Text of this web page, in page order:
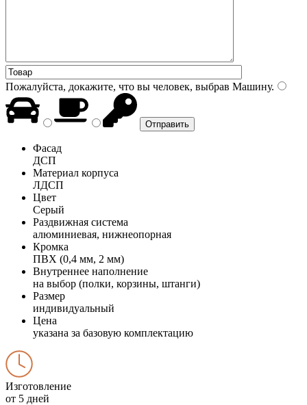
Пожалуйста, докажите, что вы человек, выбрав Машину.
Фасад
ДСП
Материал корпуса
ЛДСП
Цвет
Серый
Раздвижная система
алюминиевая, нижнеопорная
Кромка
ПВХ (0,4 мм, 2 мм)
Внутреннее наполнение
на выбор (полки, корзины, штанги)
Размер
индивидуальный
Цена
указана за базовую комплектацию
Изготовление
от 5 дней